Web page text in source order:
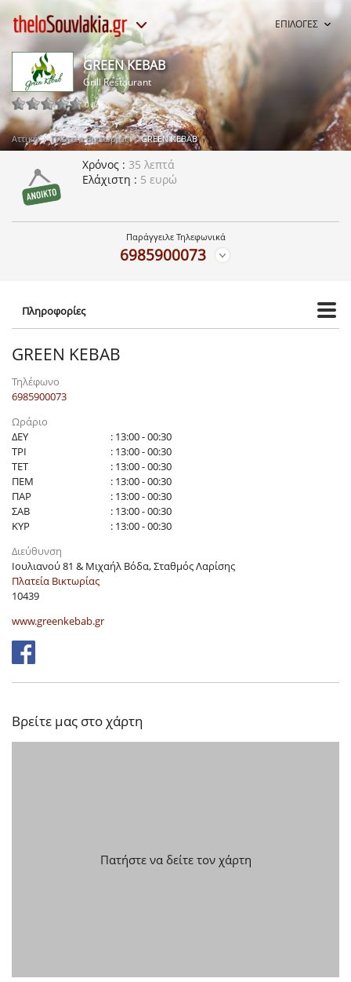
ΕΠΙΛΟΓΕΣ
GREEN KEBAB
Grill Restaurant
0 ψήφοι
Αττική Πλατεία Βικτωρίας GREEN KEBAB
Χρόνος
35 λεπτά
Ελάχιστη
5 ευρώ
Παράγγειλε Τηλεφωνικά
6985900073
Πληροφορίες
GREEN KEBAB
Τηλέφωνο
6985900073
Ωράριο
ΔΕΥ
: 13:00 - 00:30
ΤΡΙ
: 13:00 - 00:30
ΤΕΤ
: 13:00 - 00:30
ΠΕΜ
: 13:00 - 00:30
ΠΑΡ
: 13:00 - 00:30
ΣΑΒ
: 13:00 - 00:30
ΚΥΡ
: 13:00 - 00:30
Διεύθυνση
Ιουλιανού 81 & Μιχαήλ Βόδα, Σταθμός Λαρίσης
Πλατεία Βικτωρίας
10439
www.greenkebab.gr
Βρείτε μας στο χάρτη
Πατήστε να δείτε τον χάρτη